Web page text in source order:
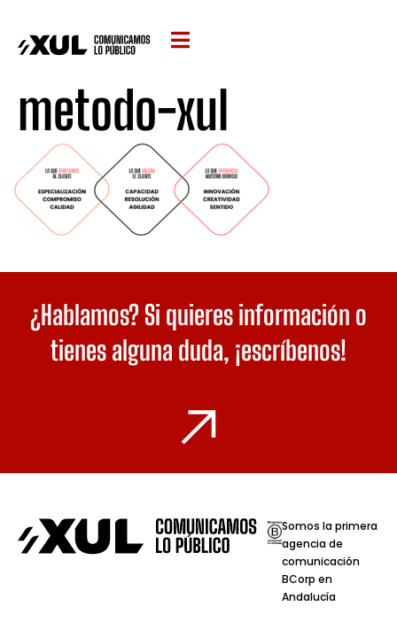
metodo-xul
¿Hablamos? Si quieres información o
tienes alguna duda, ¡escríbenos!
Somos la primera
agencia de
comunicación
BCorp en
Andalucía